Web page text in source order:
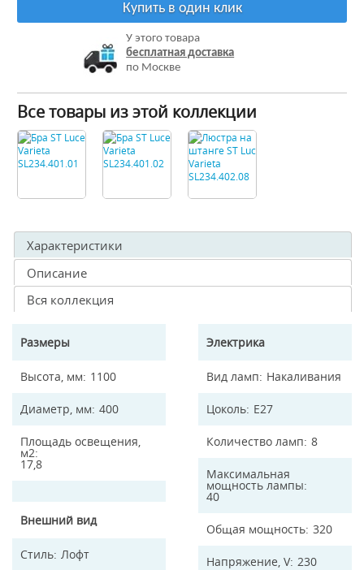
Купить в один клик
У этого товара
бесплатная доставка
по Москве
Все товары из этой коллекции
Характеристики
Описание
Вся коллекция
Размеры
Высота, мм 1100
Диаметр, мм 400
Площадь освещения,
м2
17,8
Внешний вид
Стиль Лофт
Электрика
Вид ламп Накаливания
Цоколь E27
Количество ламп 8
Максимальная
мощность лампы
40
Общая мощность 320
Напряжение, V 230